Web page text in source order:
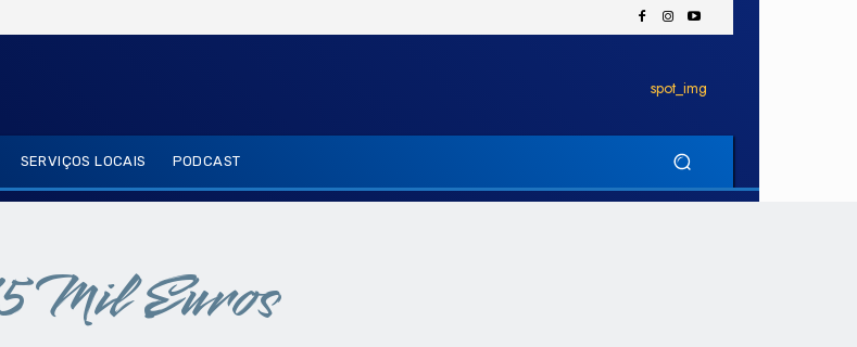
SERVIÇOS LOCAIS PODCAST
Mil Euros